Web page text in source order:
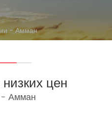
- Амман
цен
- Амман